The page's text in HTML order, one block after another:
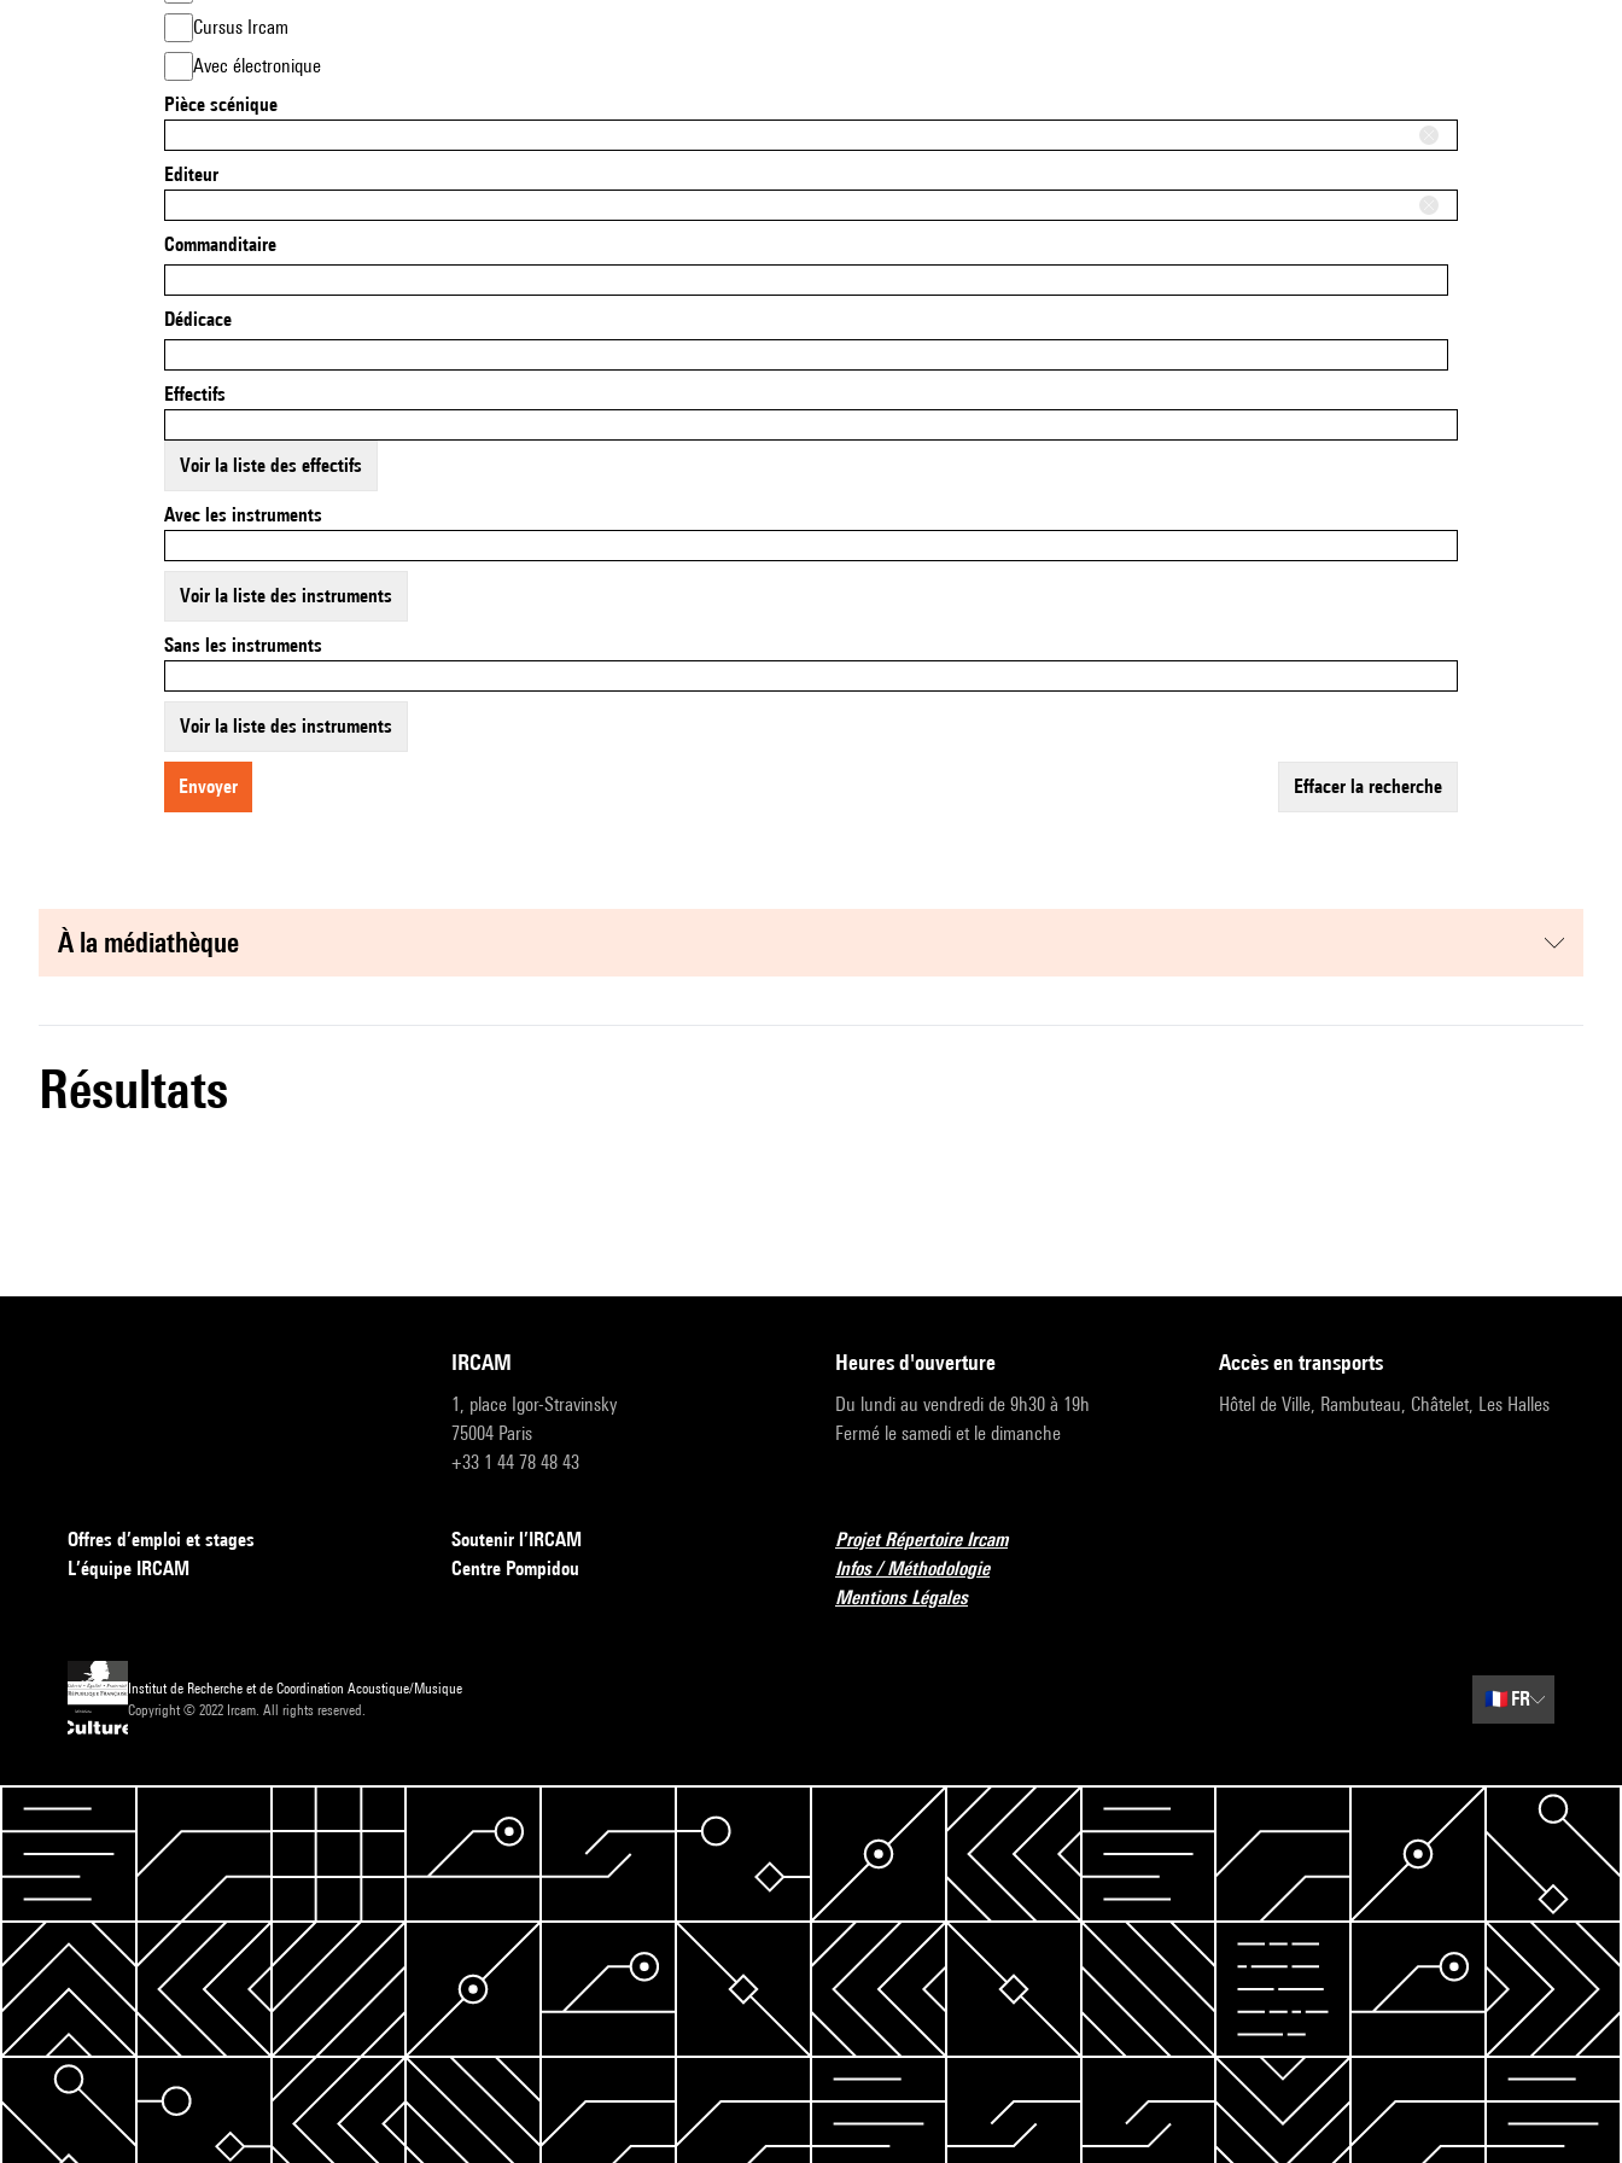
Cursus Ircam
Avec électronique
Pièce scénique
Editeur
Commanditaire
Dédicace
Effectifs
Voir la liste des effectifs
Avec les instruments
Voir la liste des instruments
Sans les instruments
Voir la liste des instruments
envoyer effacer la recherche
à la médiathèque
résultats
IRCAM
1, place Igor-Stravinsky
75004 Paris
+33 1 44 78 48 43
heures d'ouverture
Du lundi au vendredi de 9h30 à 19h
Fermé le samedi et le dimanche
accès en transports
Hôtel de Ville, Rambuteau, Châtelet, Les Halles
Offres d’emploi et stages
L’équipe IRCAM
Soutenir l’IRCAM
Centre Pompidou
Projet Répertoire Ircam
Infos / Méthodologie
Mentions Légales
Institut de Recherche et de Coordination Acoustique/Musique
Copyright © 2022 Ircam. All rights reserved.
🇫🇷 FR